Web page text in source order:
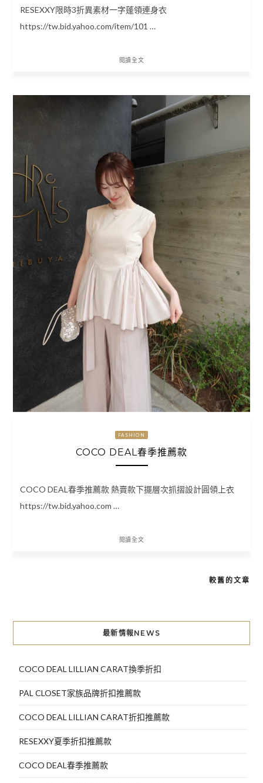
RESEXXY限時3折異素材一字蓬領連身衣
https://tw.bid.yahoo.com/item/101 …
閱讀全文
FASHION
COCO DEAL春季推薦款
COCO DEAL春季推薦款 熱賣款下擺層次抓摺設計圓領上衣
https://tw.bid.yahoo.com …
閱讀全文
導
覽
較舊的文章
最新情報NEWS
COCO DEAL LILLIAN CARAT換季折扣
PAL CLOSET家族品牌折扣推薦款
COCO DEAL LILLIAN CARAT折扣推薦款
RESEXXY夏季折扣推薦款
COCO DEAL春季推薦款